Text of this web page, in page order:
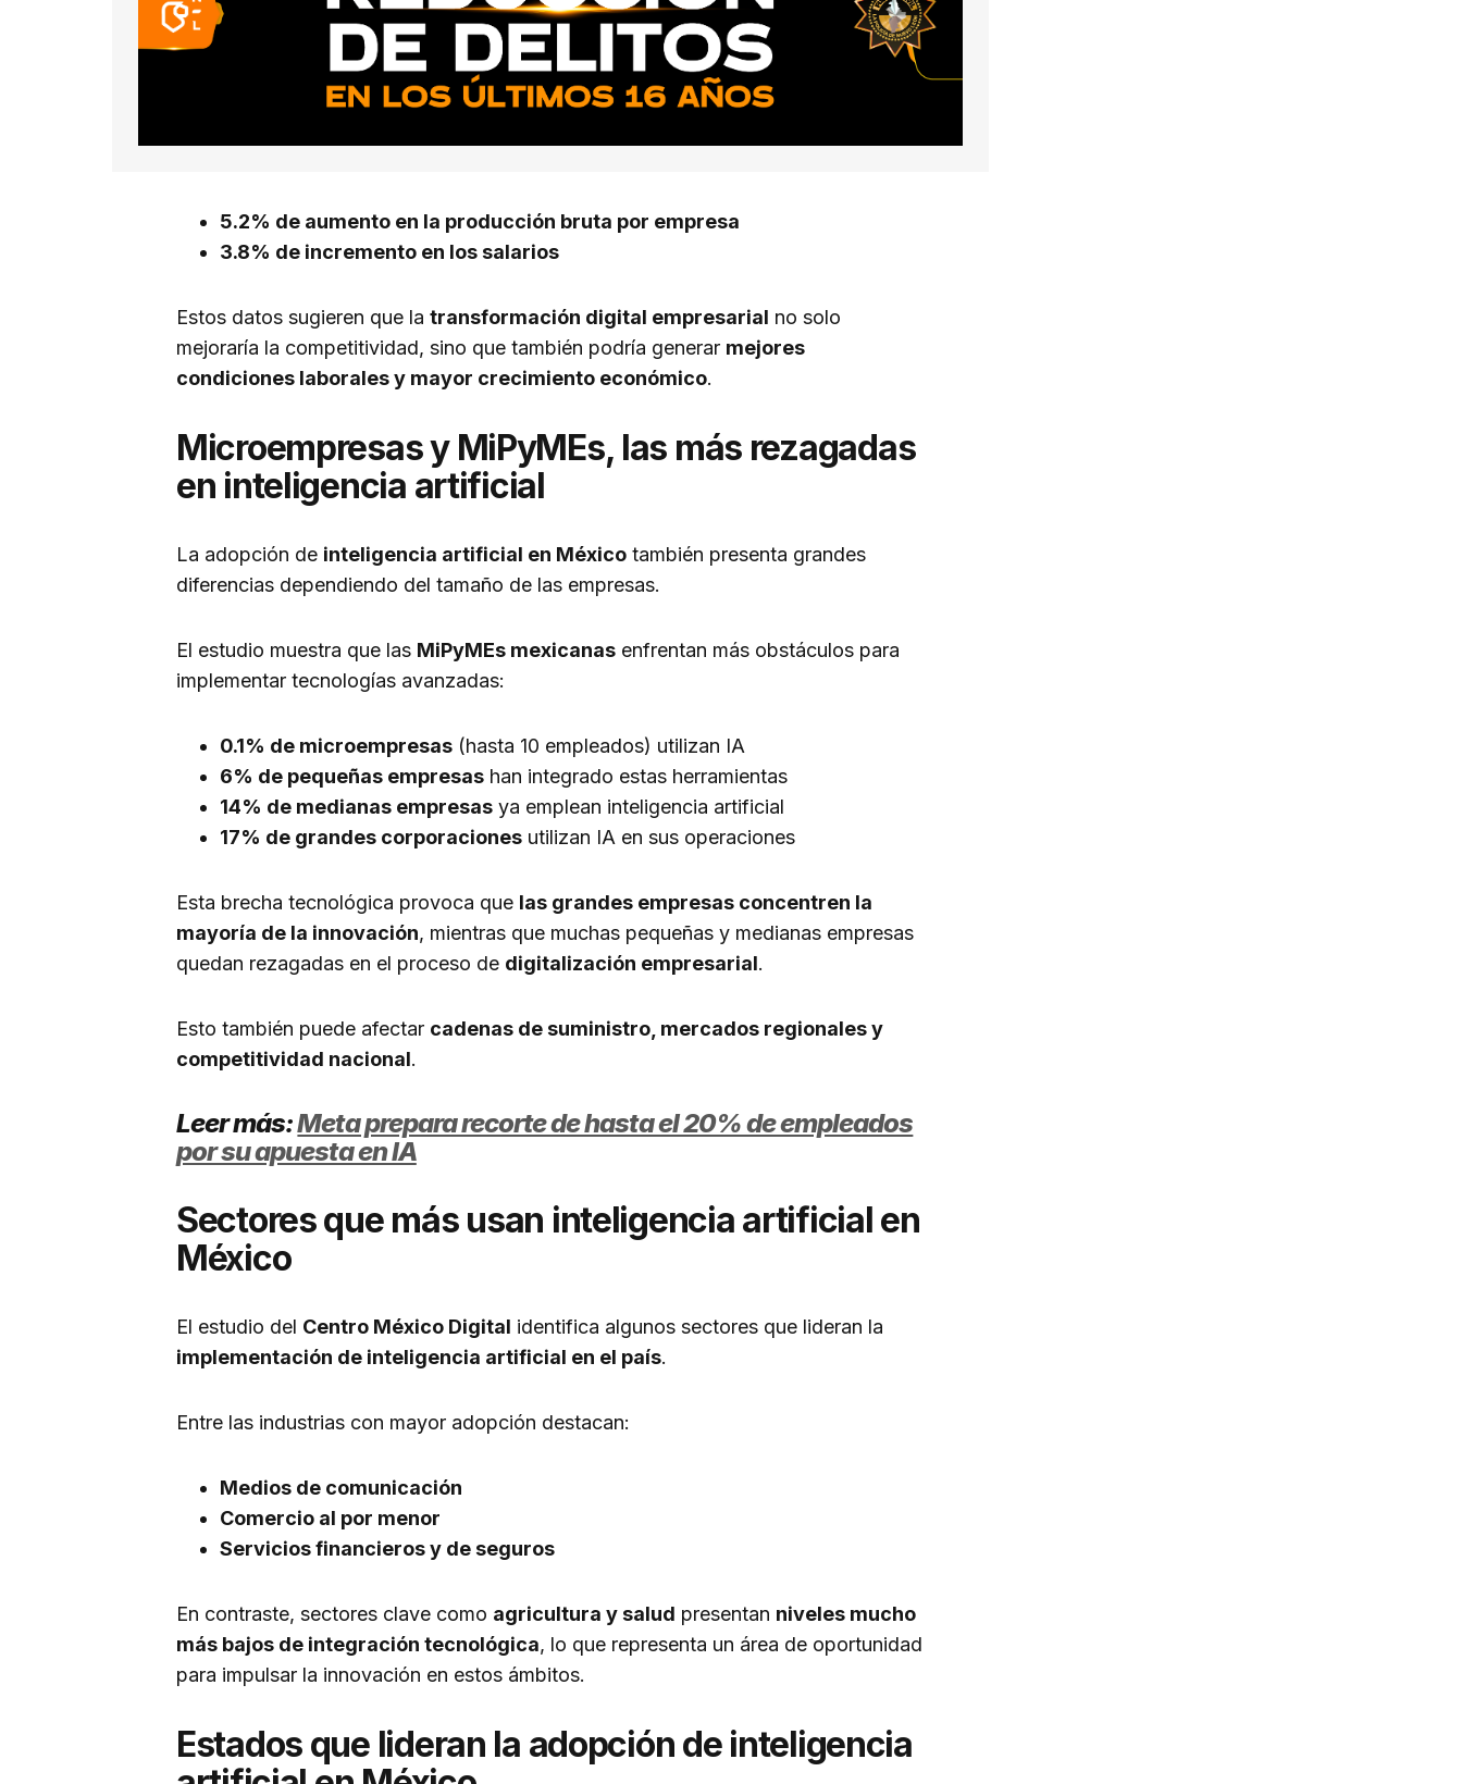
5.2% de aumento en la producción bruta por empresa
3.8% de incremento en los salarios
Estos datos sugieren que la transformación digital empresarial no solo
mejoraría la competitividad, sino que también podría generar mejores
condiciones laborales y mayor crecimiento económico.
Microempresas y MiPyMEs, las más rezagadas
en inteligencia artificial
La adopción de inteligencia artificial en México también presenta grandes
diferencias dependiendo del tamaño de las empresas.
El estudio muestra que las MiPyMEs mexicanas enfrentan más obstáculos para
implementar tecnologías avanzadas:
0.1% de microempresas (hasta 10 empleados) utilizan IA
6% de pequeñas empresas han integrado estas herramientas
14% de medianas empresas ya emplean inteligencia artificial
17% de grandes corporaciones utilizan IA en sus operaciones
Esta brecha tecnológica provoca que las grandes empresas concentren la
mayoría de la innovación, mientras que muchas pequeñas y medianas empresas
quedan rezagadas en el proceso de digitalización empresarial.
Esto también puede afectar cadenas de suministro, mercados regionales y
competitividad nacional.
Leer más:Meta prepara recorte de hasta el 20% de empleados
por su apuesta en IA
Sectores que más usan inteligencia artificial en
México
El estudio del Centro México Digital identifica algunos sectores que lideran la
implementación de inteligencia artificial en el país.
Entre las industrias con mayor adopción destacan:
Medios de comunicación
Comercio al por menor
Servicios financieros y de seguros
En contraste, sectores clave como agricultura y salud presentan niveles mucho
más bajos de integración tecnológica, lo que representa un área de oportunidad
para impulsar la innovación en estos ámbitos.
Estados que lideran la adopción de inteligencia